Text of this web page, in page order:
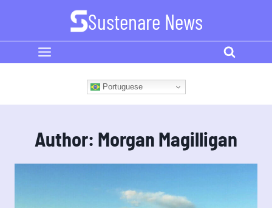
content
Sustenare News
Portuguese
Author: Morgan Magilligan